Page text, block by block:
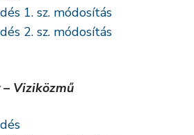
1. sz. módosítás
2. sz. módosítás
Viziközmű